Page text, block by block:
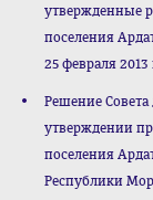
утвержденные
поселения
25 февраля
Решение Совета
утверждении
поселения
Республики